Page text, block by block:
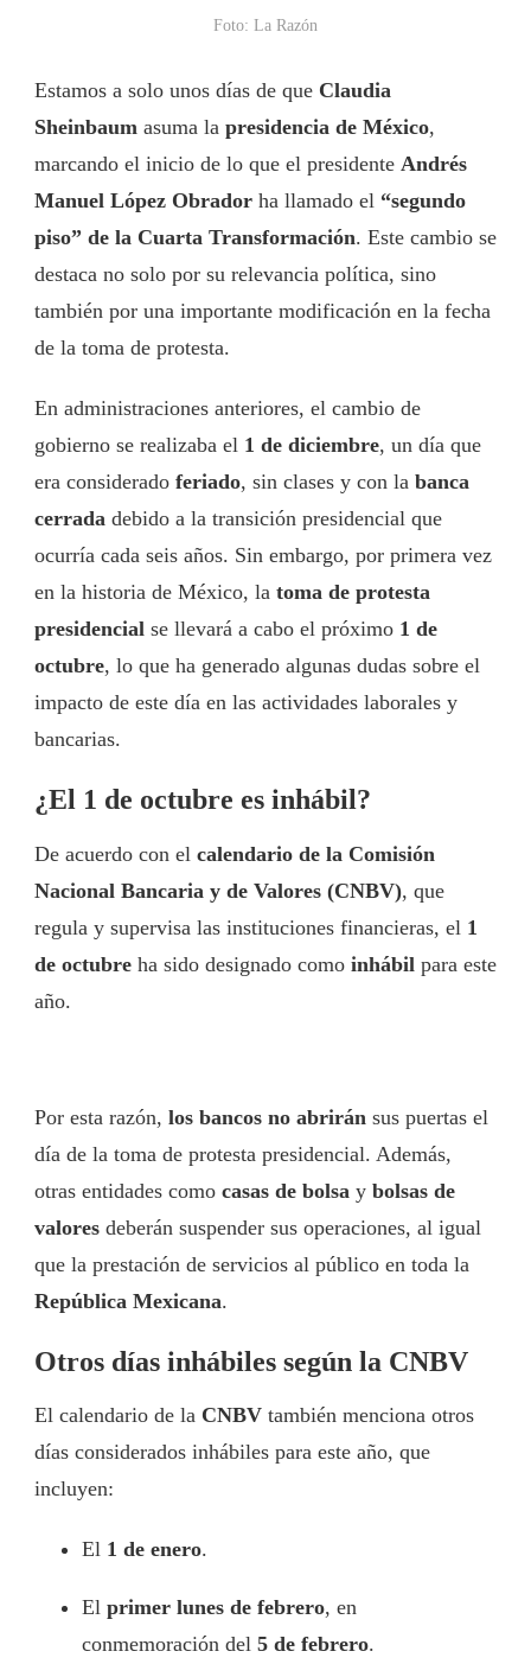
Foto: La Razón
Estamos a solo unos días de que Claudia
Sheinbaum asuma la presidencia de México,
marcando el inicio de lo que el presidente Andrés
Manuel López Obrador ha llamado el “segundo
piso” de la Cuarta Transformación. Este cambio se
destaca no solo por su relevancia política, sino
también por una importante modificación en la fecha
de la toma de protesta.
En administraciones anteriores, el cambio de
gobierno se realizaba el 1 de diciembre, un día que
era considerado feriado, sin clases y con la banca
cerrada debido a la transición presidencial que
ocurría cada seis años. Sin embargo, por primera vez
en la historia de México, la toma de protesta
presidencial se llevará a cabo el próximo 1 de
octubre, lo que ha generado algunas dudas sobre el
impacto de este día en las actividades laborales y
bancarias.
¿El 1 de octubre es inhábil?
De acuerdo con el calendario de la Comisión
Nacional Bancaria y de Valores (CNBV), que
regula y supervisa las instituciones financieras, el 1
de octubre ha sido designado como inhábil para este
año.
Por esta razón, los bancos no abrirán sus puertas el
día de la toma de protesta presidencial. Además,
otras entidades como casas de bolsa y bolsas de
valores deberán suspender sus operaciones, al igual
que la prestación de servicios al público en toda la
República Mexicana.
Otros días inhábiles según la CNBV
El calendario de la CNBV también menciona otros
días considerados inhábiles para este año, que
incluyen:
El 1 de enero.
El primer lunes de febrero, en
conmemoración del 5 de febrero.